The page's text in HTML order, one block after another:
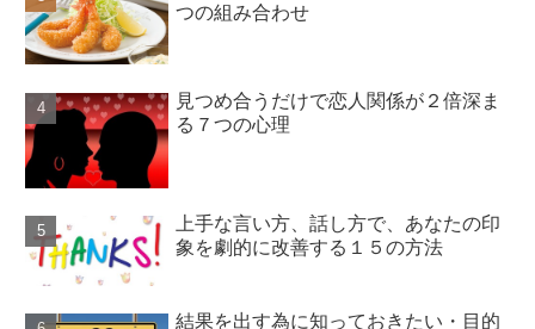
つの組み合わせ
見つめ合うだけで恋人関係が２倍深ま
る７つの心理
上手な言い方、話し方で、あなたの印
象を劇的に改善する１５の方法
結果を出す為に知っておきたい・目的